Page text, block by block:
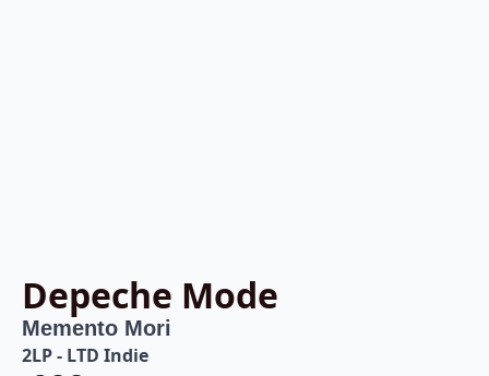
Depeche Mode
Memento Mori
2LP - LTD Indie